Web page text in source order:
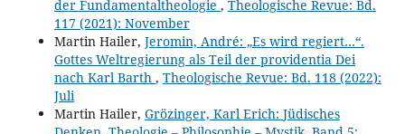
der Fundamentaltheologie , Theologische Revue: Bd.
117 (2021): November
Martin Hailer, Jeromin, André: „Es wird regiert…“.
Gottes Weltregierung als Teil der providentia Dei
nach Karl Barth , Theologische Revue: Bd. 118 (2022):
Juli
Martin Hailer, Grözinger, Karl Erich: Jüdisches